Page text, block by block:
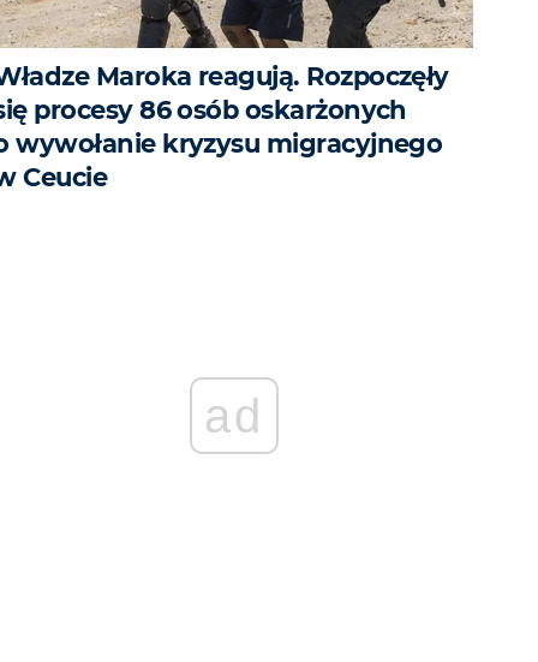
Maroka reagują. Rozpoczęły
procesy 86 osób oskarżonych
wywołanie kryzysu migracyjnego
Ceucie
ad